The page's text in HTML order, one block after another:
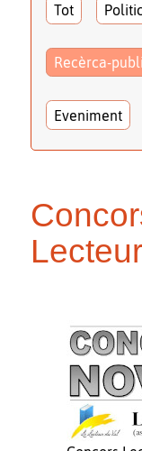
Tot
Recèrca-
Eveniment